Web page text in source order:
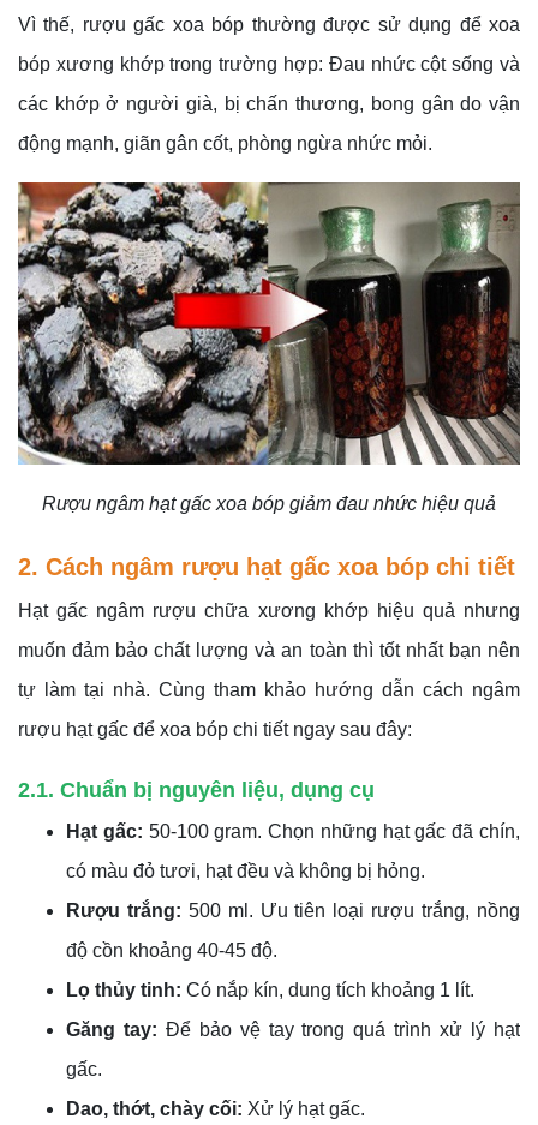
Vì thế, rượu gấc xoa bóp thường được sử dụng để xoa
bóp xương khớp trong trường hợp: Đau nhức cột sống và
các khớp ở người già, bị chấn thương, bong gân do vận
động mạnh, giãn gân cốt, phòng ngừa nhức mỏi.
Rượu ngâm hạt gấc xoa bóp giảm đau nhức hiệu quả
2. Cách ngâm rượu hạt gấc xoa bóp chi tiết
Hạt gấc ngâm rượu chữa xương khớp hiệu quả nhưng
muốn đảm bảo chất lượng và an toàn thì tốt nhất bạn nên
tự làm tại nhà. Cùng tham khảo hướng dẫn cách ngâm
rượu hạt gấc để xoa bóp chi tiết ngay sau đây:
2.1. Chuẩn bị nguyên liệu, dụng cụ
Hạt gấc: 50-100 gram. Chọn những hạt gấc đã chín,
có màu đỏ tươi, hạt đều và không bị hỏng.
Rượu trắng: 500 ml. Ưu tiên loại rượu trắng, nồng
độ cồn khoảng 40-45 độ.
Lọ thủy tinh: Có nắp kín, dung tích khoảng 1 lít.
Găng tay: Để bảo vệ tay trong quá trình xử lý hạt
gấc.
Dao, thớt, chày cối: Xử lý hạt gấc.